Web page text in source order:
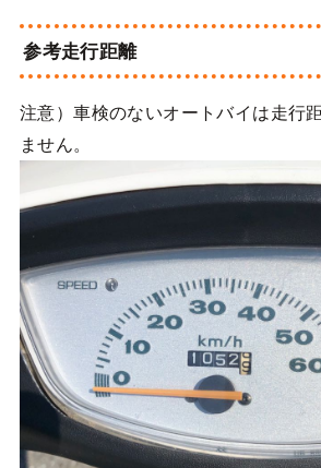
参考走行距離
注意）車検のないオートバイは走行
ません。